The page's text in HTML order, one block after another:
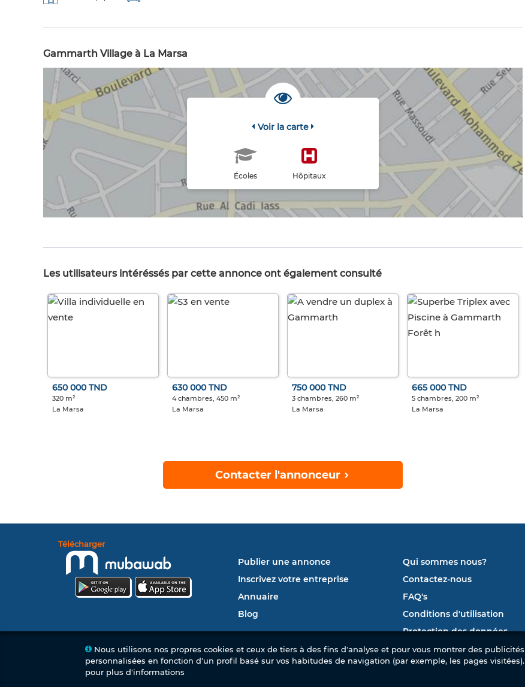
Gammarth Village à La Marsa
Voir la carte
Écoles Hôpitaux
Les utilisateurs intéréssés par cette annonce ont également consulté
650 000 TND
320 m²
La Marsa
630 000 TND
4 chambres, 450 m²
La Marsa
750 000 TND
3 chambres, 260 m²
La Marsa
665 000 TND
5 chambres, 200 m²
La Marsa
Contacter l'annonceur
Télécharger
Publier une annonce
Inscrivez votre entreprise
Annuaire
Blog
Qui sommes nous?
Contactez-nous
FAQ's
Conditions d'utilisation
Protection des données
Nous utilisons nos propres cookies et ceux de tiers à des fins d'analyse et pour vous montrer des publicités
personnalisées en fonction d'un profil basé sur vos habitudes de navigation (par exemple, les pages visitées).
pour plus d'informations